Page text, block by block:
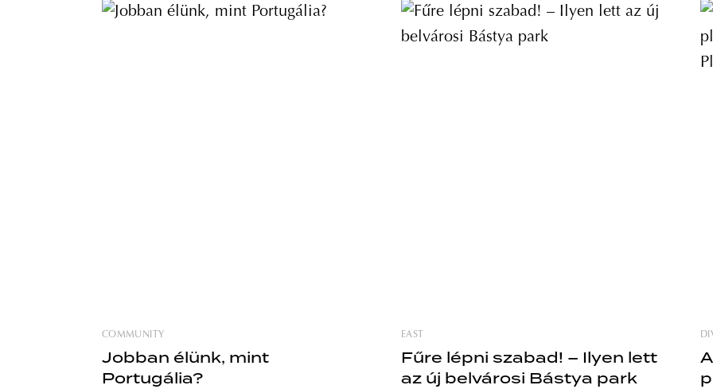
COMMUNITY
Jobban élünk, mint
Portugália?
EAST
Fűre lépni szabad! – Ilyen lett
az új belvárosi Bástya park